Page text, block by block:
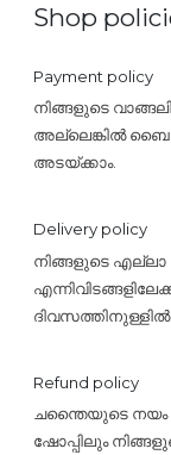
Shop
Payment policy
നിങ്ങളുടെ
അല്ലെങ്കിൽ ബൈ
അടയ്ക്കാം.
Delivery policy
നിങ്ങളുടെ
Refund policy
ചന്തൈയുടെ നയം
ഷോപ്പിലും